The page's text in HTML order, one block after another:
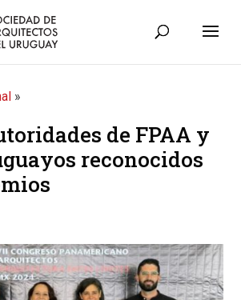
»
de FPAA y
reconocidos